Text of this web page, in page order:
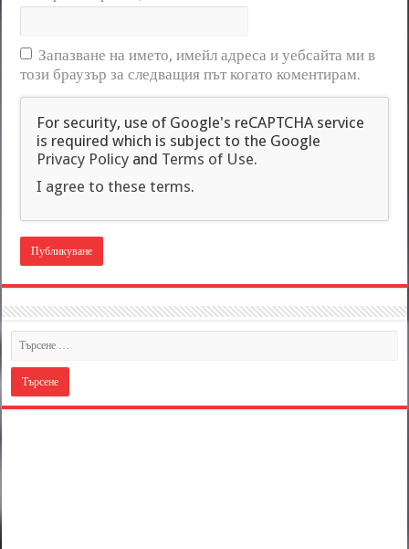
Запазване на името, имейл адреса и уебсайта ми в
този браузър за следващия път когато коментирам.
For security, use of Google's reCAPTCHA service
is required which is subject to the Google
Privacy Policy and Terms of Use.
I agree to these terms.